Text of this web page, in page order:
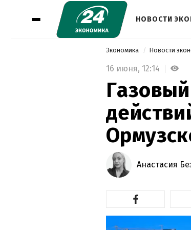
НОВОСТИ
Экономика Новости
16 июня, 12:14
Анастасия